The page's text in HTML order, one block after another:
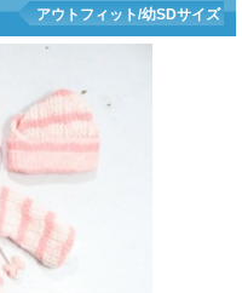
アウトフィット/幼SDサイズ